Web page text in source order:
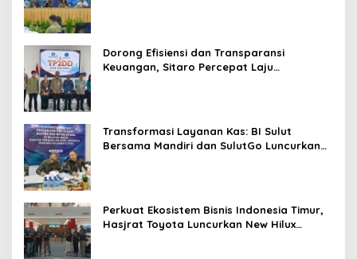
Dorong Efisiensi dan Transparansi
Keuangan, Sitaro Percepat Laju
Transformasi Layanan Kas: BI Sulut
Bersama Mandiri dan SulutGo Luncurkan
Perkuat Ekosistem Bisnis Indonesia Timur,
Hasjrat Toyota Luncurkan New Hilux